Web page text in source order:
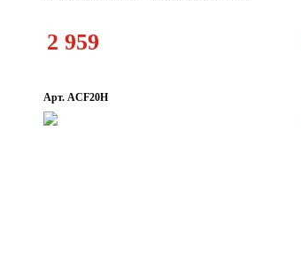
2 959
Арт. ACF20H